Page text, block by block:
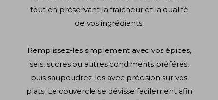
tout en préservant la fraîcheur et la qualité
de vos ingrédients.
Remplissez-les simplement avec vos épices,
sels, sucres ou autres condiments préférés,
puis saupoudrez-les avec précision sur vos
plats. Le couvercle se dévisse facilement afin